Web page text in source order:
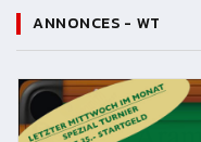
ANNONCES - WT